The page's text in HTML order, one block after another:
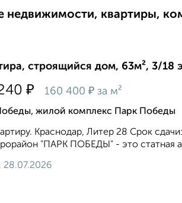
недвижимости, квартиры,
строящийся дом, 63м², 3/18
₽ 160 400 ₽ за м²
жилой комплекс Парк Победы
Краснодар, Литер 28 Срок
"ПАРК ПОБЕДЫ" - это статная
28.07.2026